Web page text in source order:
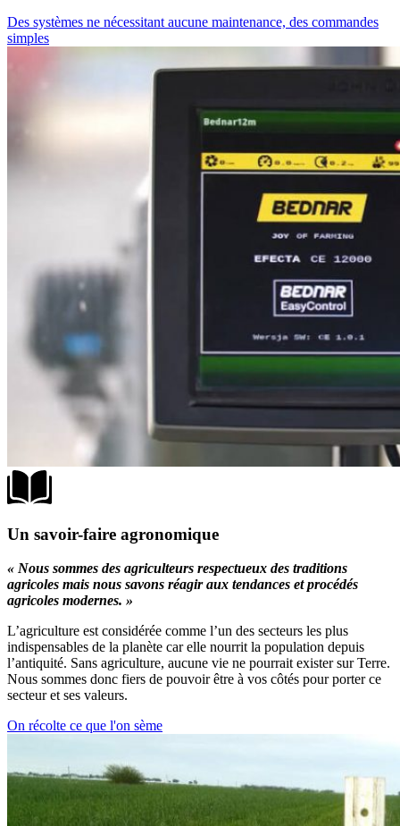
Des systèmes ne nécessitant aucune maintenance, des commandes
simples
Un savoir-faire agronomique
« Nous sommes des agriculteurs respectueux des traditions
agricoles mais nous savons réagir aux tendances et procédés
agricoles modernes. »
L’agriculture est considérée comme l’un des secteurs les plus
indispensables de la planète car elle nourrit la population depuis
l’antiquité. Sans agriculture, aucune vie ne pourrait exister sur Terre.
Nous sommes donc fiers de pouvoir être à vos côtés pour porter ce
secteur et ses valeurs.
On récolte ce que l'on sème